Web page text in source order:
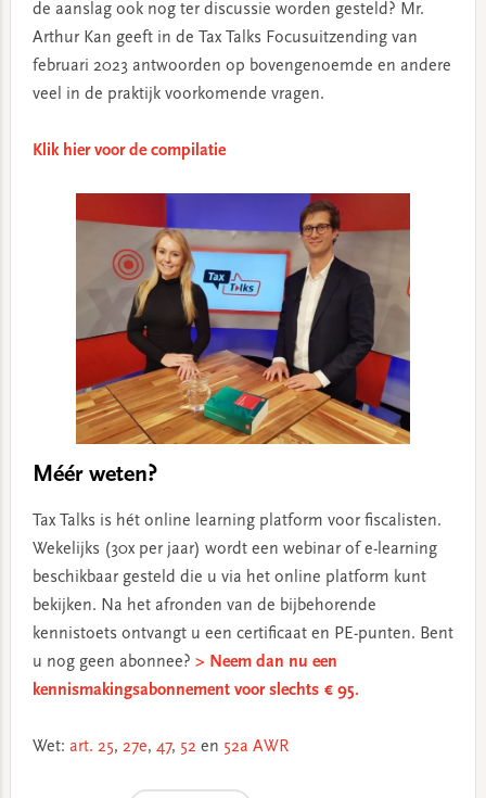
de aanslag ook nog ter discussie worden gesteld? Mr.
Arthur Kan geeft in de Tax Talks Focusuitzending van
februari 2023 antwoorden op bovengenoemde en andere
veel in de praktijk voorkomende vragen.
Klik hier voor de compilatie
Méér weten?
Tax Talks is hét online learning platform voor fiscalisten.
Wekelijks (30x per jaar) wordt een webinar of e-learning
beschikbaar gesteld die u via het online platform kunt
bekijken. Na het afronden van de bijbehorende
kennistoets ontvangt u een certificaat en PE-punten. Bent
u nog geen abonnee? > Neem dan nu een
kennismakingsabonnement voor slechts € 95.
Wet: art. 25, 27e, 47, 52 en 52a AWR